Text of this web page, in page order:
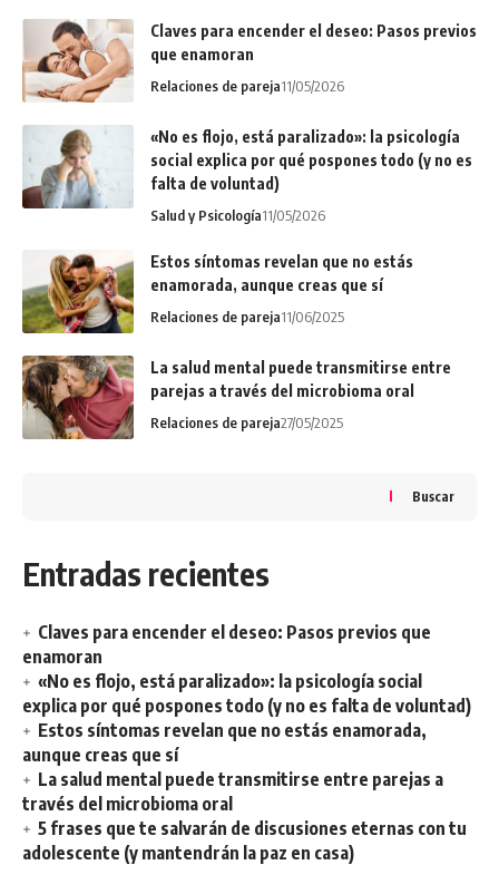
Claves para encender el deseo: Pasos previos
que enamoran
Relaciones de pareja11/05/2026
«No es flojo, está paralizado»: la psicología
social explica por qué pospones todo (y no es
falta de voluntad)
Salud y Psicología11/05/2026
Estos síntomas revelan que no estás
enamorada, aunque creas que sí
Relaciones de pareja11/06/2025
La salud mental puede transmitirse entre
parejas a través del microbioma oral
Relaciones de pareja27/05/2025
Buscar
Entradas recientes
Claves para encender el deseo: Pasos previos que
enamoran
«No es flojo, está paralizado»: la psicología social
explica por qué pospones todo (y no es falta de voluntad)
Estos síntomas revelan que no estás enamorada,
aunque creas que sí
La salud mental puede transmitirse entre parejas a
través del microbioma oral
5 frases que te salvarán de discusiones eternas con tu
adolescente (y mantendrán la paz en casa)